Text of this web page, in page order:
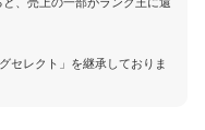
セレクト」を継承しておりま